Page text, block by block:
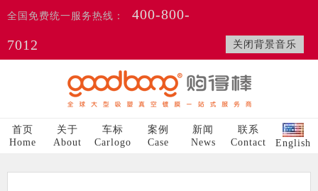
关闭背景音乐
全国免费统一服务热线：
400-800-
7012
首页
Home
关于
About
车标
Carlogo
案例
Case
新闻
News
联系
Contact
English